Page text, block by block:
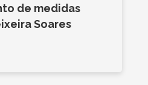
de medidas
Soares